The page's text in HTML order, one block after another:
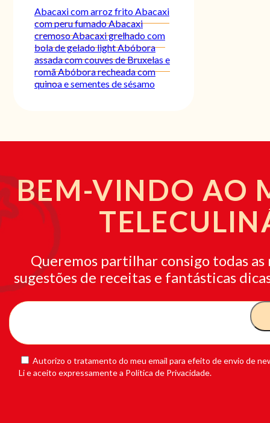
Abacaxi com arroz fritoAbacaxi
com peru fumadoAbacaxi
cremosoAbacaxi grelhado com
bola de gelado lightAbóbora
assada com couves de Bruxelas e
romãAbóbora recheada com
quinoa e sementes de sésamo
BEM-VINDO AO
Queremos partilhar consigo todas as
sugestões de receitas e fantásticas
Autorizo o tratamento do meu email para efeito de envio de
Li e aceito expressamente a Política de Privacidade.